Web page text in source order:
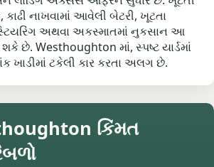
નાખવામાં આવેલી બેટરી, ખૂટતા
અથવા અકસ્માતમાં નુકસાન આ
છે. Westhoughton માં, સ્પષ્ટ યાર્ડમાં
ખાડીમાં ટકેલી કાર કરતા અલગ છે.
કિંમત